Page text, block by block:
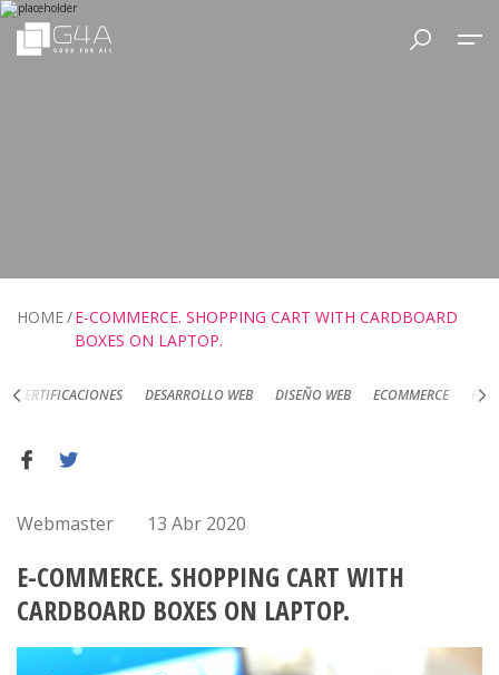
HOME E-COMMERCE. SHOPPING CART WITH CARDBOARD
BOXES ON LAPTOP.
DESARROLLO WEB DISEÑO WEB ECOMMERCE FOTOGRAFÍA DE
Webmaster 13 Abr 2020
E-COMMERCE. SHOPPING CART WITH
CARDBOARD BOXES ON LAPTOP.